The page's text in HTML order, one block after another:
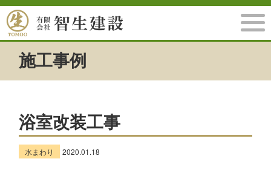
施工事例
浴室改装工事
水まわり 2020.01.18